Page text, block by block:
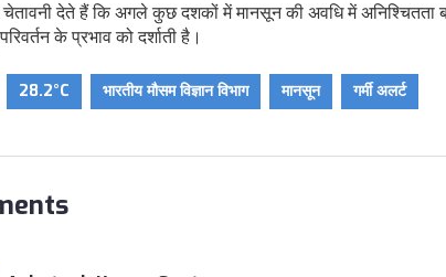
चेतावनी देते हैं कि अगले कुछ दशकों में मानसून की अवधि में
के प्रभाव को दर्शाती है।
28.2°C भारतीय मौसम विज्ञान विभाग मानसून गर्मी अलर्ट